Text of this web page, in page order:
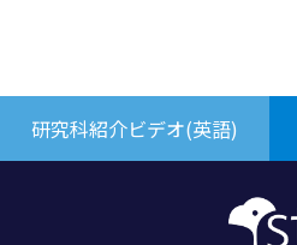
研究科紹介ビデオ(英語)